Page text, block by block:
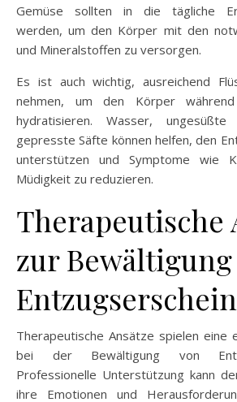
Gemüse sollten in die tägliche
werden, um den Körper mit den
und Mineralstoffen zu versorgen.
Es ist auch wichtig, ausreichend
nehmen, um den Körper
hydratisieren. Wasser,
gepresste Säfte können helfen, den
unterstützen und Symptome wie
Müdigkeit zu reduzieren.
Therapeutische
zur
Therapeutische Ansätze spielen eine
bei der Bewältigung von
Professionelle Unterstützung kann
ihre Emotionen und